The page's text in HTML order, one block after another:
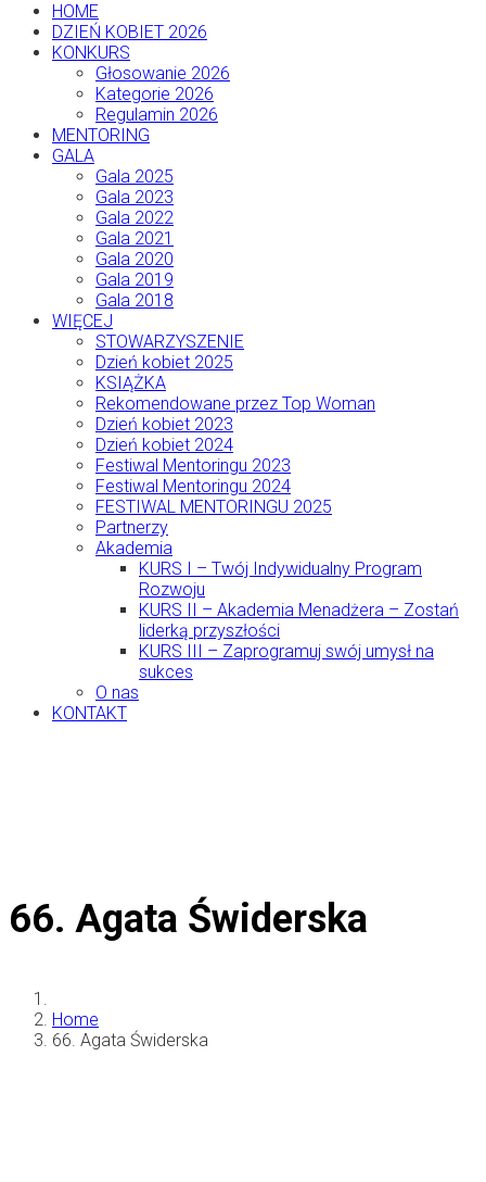
HOME
DZIEŃ KOBIET 2026
KONKURS
Głosowanie 2026
Kategorie 2026
Regulamin 2026
MENTORING
GALA
Gala 2025
Gala 2023
Gala 2022
Gala 2021
Gala 2020
Gala 2019
Gala 2018
WIĘCEJ
STOWARZYSZENIE
Dzień kobiet 2025
KSIĄŻKA
Rekomendowane przez Top Woman
Dzień kobiet 2023
Dzień kobiet 2024
Festiwal Mentoringu 2023
Festiwal Mentoringu 2024
FESTIWAL MENTORINGU 2025
Partnerzy
Akademia
KURS I – Twój Indywidualny Program
Rozwoju
KURS II – Akademia Menadżera – Zostań
liderką przyszłości
KURS III – Zaprogramuj swój umysł na
sukces
O nas
KONTAKT
66. Agata Świderska
Home
66. Agata Świderska